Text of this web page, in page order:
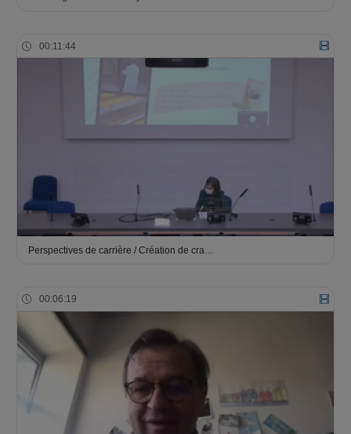
00:11:44
Perspectives de carrière / Création de cra…
00:06:19